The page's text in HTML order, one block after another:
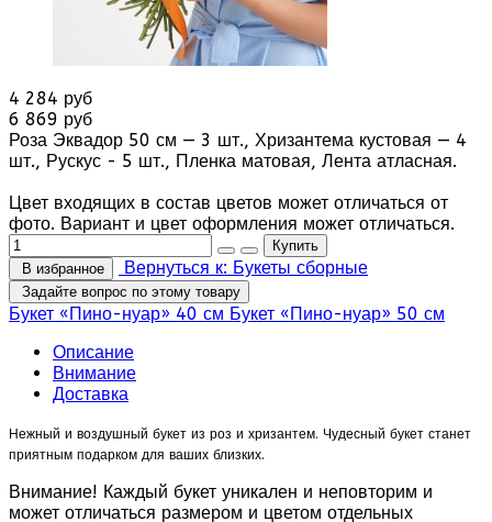
4 284 руб
6 869 руб
Роза Эквадор 50 см — 3 шт., Хризантема кустовая — 4
шт., Рускус - 5 шт., Пленка матовая, Лента атласная.
Цвет входящих в состав цветов может отличаться от
фото. Вариант и цвет оформления может отличаться.
В избранное Вернуться к: Букеты сборные
Задайте вопрос по этому товару
Букет «Пино-нуар» 40 см Букет «Пино-нуар» 50 см
Описание
Внимание
Доставка
Нежный и воздушный букет из роз и хризантем. Чудесный букет станет
приятным подарком для ваших близких.
Внимание! Каждый букет уникален и неповторим и
может отличаться размером и цветом отдельных